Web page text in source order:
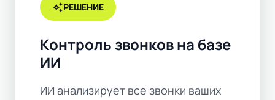
auto_awesomeРЕШЕНИЕ
Контроль звонков на базе
ИИ
ИИ анализирует все звонки ваших